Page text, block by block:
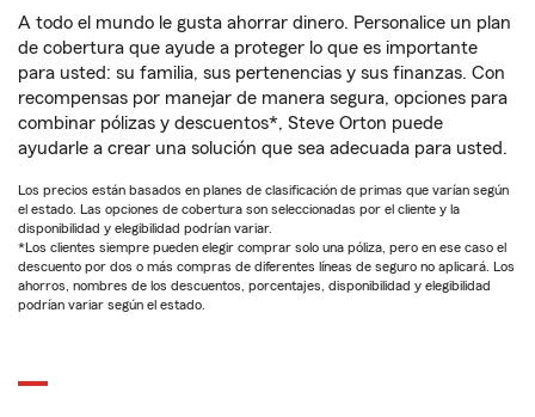
A todo el mundo le gusta ahorrar dinero. Personalice un plan
de cobertura que ayude a proteger lo que es importante
para usted: su familia, sus pertenencias y sus finanzas. Con
recompensas por manejar de manera segura, opciones para
combinar pólizas y descuentos*, Steve Orton puede
ayudarle a crear una solución que sea adecuada para usted.
Los precios están basados en planes de clasificación de primas que varían según
el estado. Las opciones de cobertura son seleccionadas por el cliente y la
disponibilidad y elegibilidad podrían variar.
*Los clientes siempre pueden elegir comprar solo una póliza, pero en ese caso el
descuento por dos o más compras de diferentes líneas de seguro no aplicará. Los
ahorros, nombres de los descuentos, porcentajes, disponibilidad y elegibilidad
podrían variar según el estado.